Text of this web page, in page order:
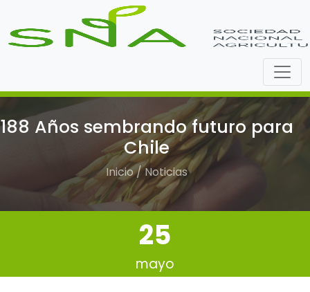
188 Años sembrando futuro para
Chile
Inicio / Noticias
25
mayo